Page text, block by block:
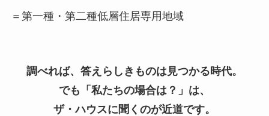
＝第一種・第二種低層住居専用地域
調べれば、答えらしきものは見つかる時代。
でも「私たちの場合は？」は、
ザ・ハウスに聞くのが近道です。